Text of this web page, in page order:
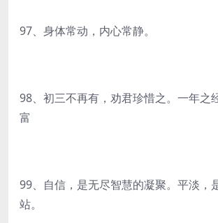
97、身体常动，内心常静。
98、初三不再有，劝君珍惜之。一年之
富
99、自信，是无尽智慧的凝聚。平淡，
站。